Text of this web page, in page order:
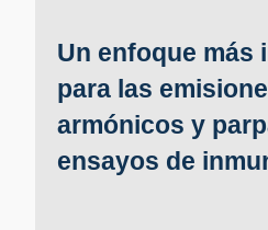
Un enfoque más
para las
armónicos y
ensayos de